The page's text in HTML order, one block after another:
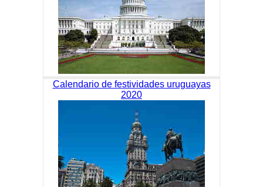
Calendario de festividades uruguayas
2020